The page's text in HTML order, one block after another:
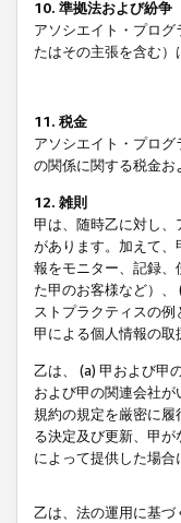
10. 準拠法および紛争
アソシエイト・プロ
たはその主張を含む）
11. 税金
アソシエイト・プロ
の関係に関する税金お
12. 雑則
甲は、随時乙に対し
があります。加えて
報をモニター、記録
た甲のお客様など）
ストプラクティスの
甲による個人情報の取
乙は、 (a) 甲および甲
および甲の関連会社
規約の規定を厳密に
る決定及び更新、甲
によって提供した場
乙は、法の運用に基